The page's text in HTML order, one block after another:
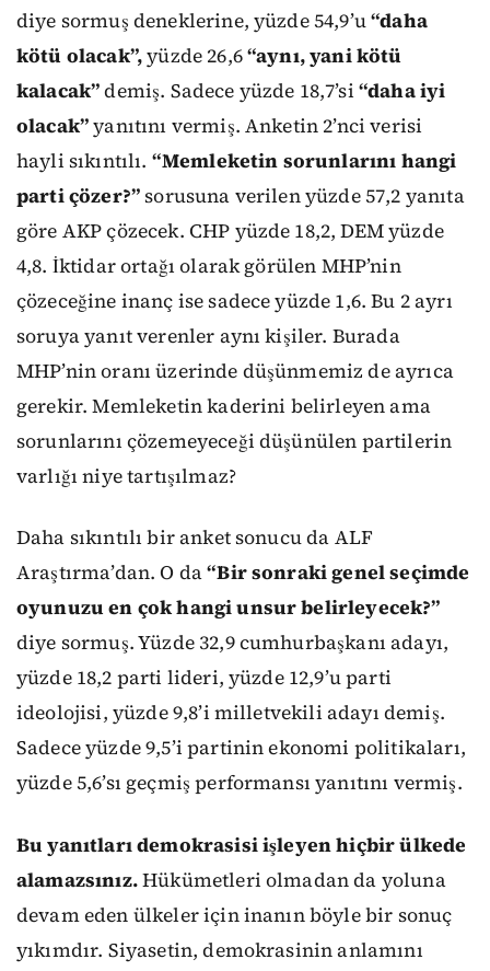
diye sormuş deneklerine, yüzde 54,9’u“daha
kötü olacak”,yüzde 26,6“aynı, yani kötü
kalacak”demiş. Sadece yüzde 18,7’si “daha iyi
olacak”yanıtını vermiş. Anketin 2’nci verisi
hayli sıkıntılı. “Memleketin sorunlarını hangi
parti çözer?”sorusuna verilen yüzde 57,2 yanıta
göre AKP çözecek. CHP yüzde 18,2, DEM yüzde
4,8. İktidar ortağı olarak görülen MHP’nin
çözeceğine inanç ise sadece yüzde 1,6. Bu 2 ayrı
soruya yanıt verenler aynı kişiler. Burada
MHP’nin oranı üzerinde düşünmemiz de ayrıca
gerekir. Memleketin kaderini belirleyen ama
sorunlarını çözemeyeceği düşünülen partilerin
varlığı niye tartışılmaz?
Daha sıkıntılı bir anket sonucu da ALF
Araştırma’dan. O da“Bir sonraki genel seçimde
oyunuzu en çok hangi unsur belirleyecek?”
diye sormuş. Yüzde 32,9 cumhurbaşkanı adayı,
yüzde 18,2 parti lideri, yüzde 12,9’u parti
ideolojisi, yüzde 9,8’i milletvekili adayı demiş.
Sadece yüzde 9,5’i partinin ekonomi politikaları,
yüzde 5,6’sı geçmiş performansı yanıtını vermiş.
Bu yanıtları demokrasisi işleyen hiçbir ülkede
alamazsınız.Hükümetleri olmadan da yoluna
devam eden ülkeler için inanın böyle bir sonuç
yıkımdır. Siyasetin, demokrasinin anlamını